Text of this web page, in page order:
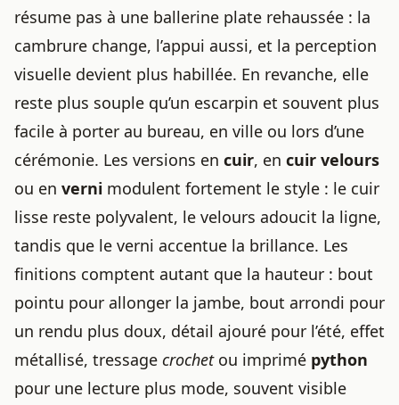
résume pas à une ballerine plate rehaussée : la
cambrure change, l’appui aussi, et la perception
visuelle devient plus habillée. En revanche, elle
reste plus souple qu’un escarpin et souvent plus
facile à porter au bureau, en ville ou lors d’une
cérémonie. Les versions en cuir, en cuir velours
ou en verni modulent fortement le style : le cuir
lisse reste polyvalent, le velours adoucit la ligne,
tandis que le verni accentue la brillance. Les
finitions comptent autant que la hauteur : bout
pointu pour allonger la jambe, bout arrondi pour
un rendu plus doux, détail ajouré pour l’été, effet
métallisé, tressage crochetou imprimé python
pour une lecture plus mode, souvent visible